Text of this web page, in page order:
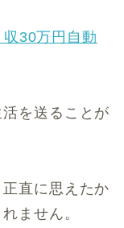
収30万円自動
を送ることが
直に思えたか
ません。